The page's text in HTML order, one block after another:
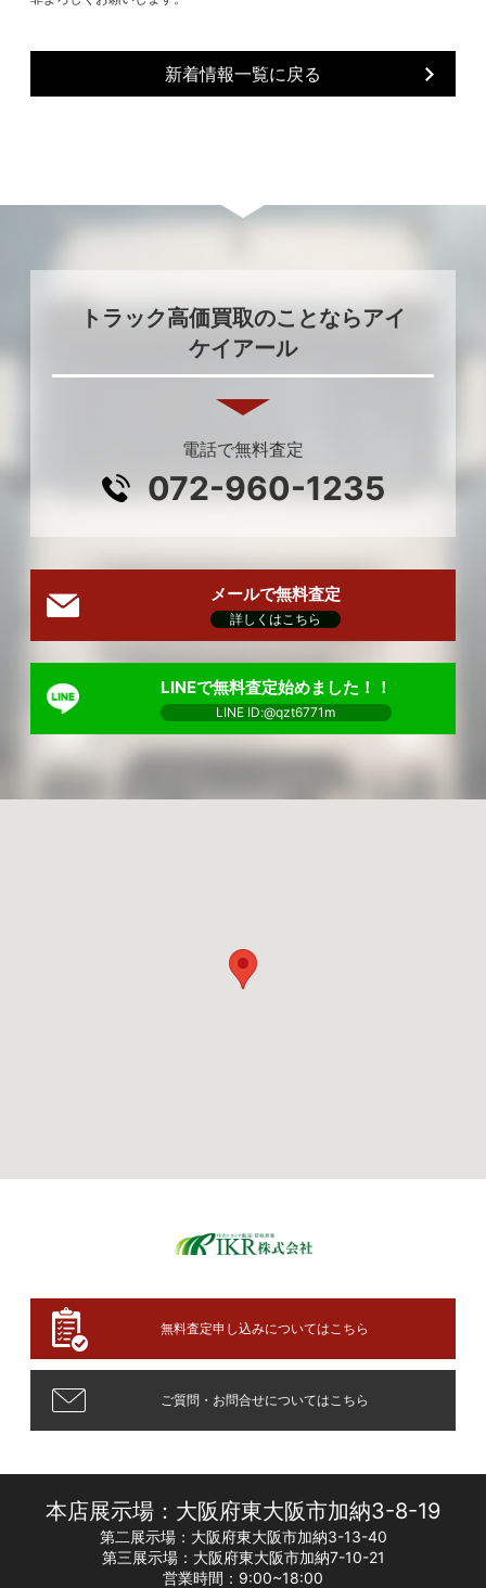
新着情報一覧に戻る
トラック高価買取のことならアイ
ケイアール
電話で無料査定
072-960-1235
メールで無料査定
詳しくはこちら
LINEで無料査定始めました！！
LINE ID:@qzt6771m
無料査定申し込みについてはこちら
ご質問・お問合せについてはこちら
本店展示場：大阪府東大阪市加納3-8-19
第二展示場：大阪府東大阪市加納3-13-40
第三展示場：大阪府東大阪市加納7-10-21
営業時間：9:00~18:00